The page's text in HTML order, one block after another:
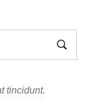
tincidunt.